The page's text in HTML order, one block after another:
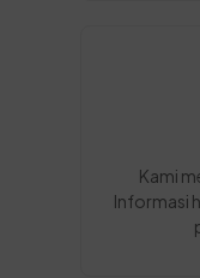
Kami
Informasi